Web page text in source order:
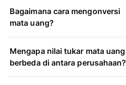
Bagaimana cara mengonversi
mata uang?
Mengapa nilai tukar mata uang
berbeda di antara perusahaan?